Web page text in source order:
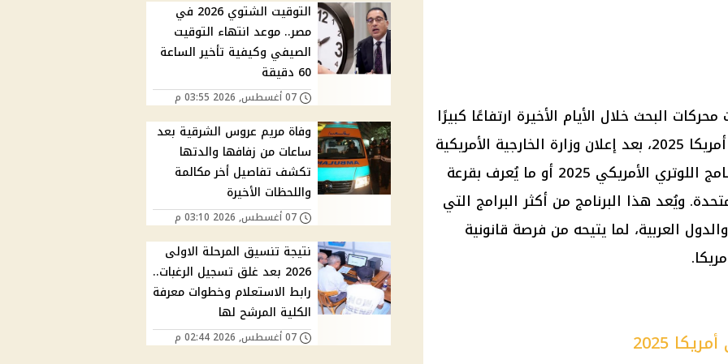
2025 .. شهدت محركات البحث خلال الأيام الأخيرة ارتفاعًا كبيرًا
في معدلات البحث عن الهجرة إلى أمريكا 2025، بعد إعلان وزارة الخارجية الأمريكية
رسميًا عن فتح باب التسجيل في برنامج اللوتري الأمريكي 2025 أو ما يُعرف بقرعة
ويُعد هذا البرنامج من أكثر البرامج التي
العربية، لما يتيحه من فرصة قانونية
2025
التوقيت الشتوي 2026 في
مصر.. موعد انتهاء التوقيت
الصيفي وكيفية تأخير الساعة
60 دقيقة
07 أغسطس, 2026 03:55 م
وفاة مريم عروس الشرقية بعد
ساعات من زفافها والدتها
تكشف تفاصيل أخر مكالمة
واللحظات الأخيرة
07 أغسطس, 2026 03:10 م
نتيجة تنسيق المرحلة الاولى
2026 بعد غلق تسجيل الرغبات..
رابط الاستعلام وخطوات معرفة
الكلية المرشح لها
07 أغسطس, 2026 02:44 م